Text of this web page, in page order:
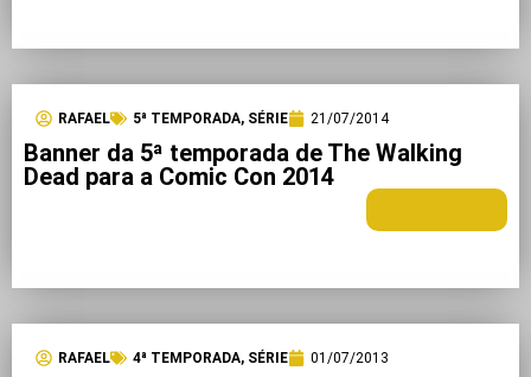
RAFAEL 5ª TEMPORADA, SÉRIE 21/07/2014
Banner da 5ª temporada de The Walking
Dead para a Comic Con 2014
RAFAEL 4ª TEMPORADA, SÉRIE 01/07/2013